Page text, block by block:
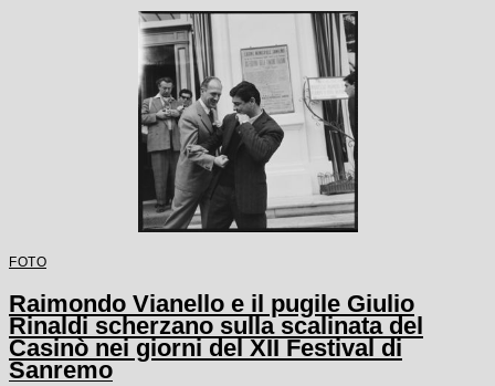
FOTO
Raimondo Vianello e il pugile Giulio
Rinaldi scherzano sulla scalinata del
Casinò nei giorni del XII Festival di
Sanremo